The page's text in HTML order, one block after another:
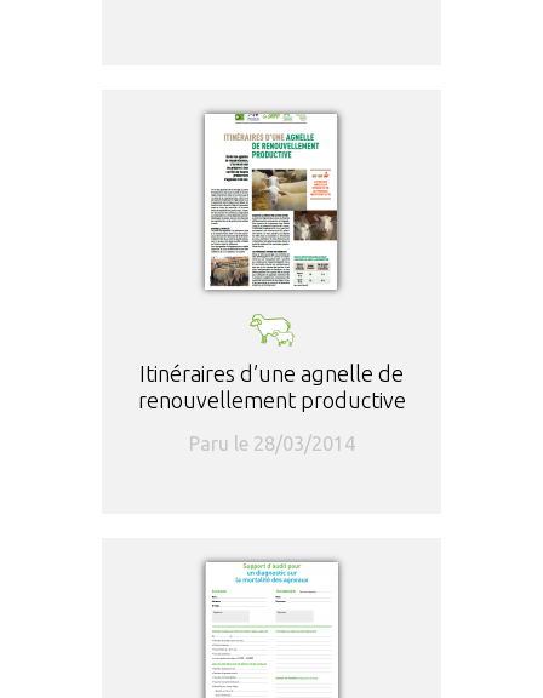
Itinéraires d’une agnelle de
renouvellement productive
Paru le 28/03/2014